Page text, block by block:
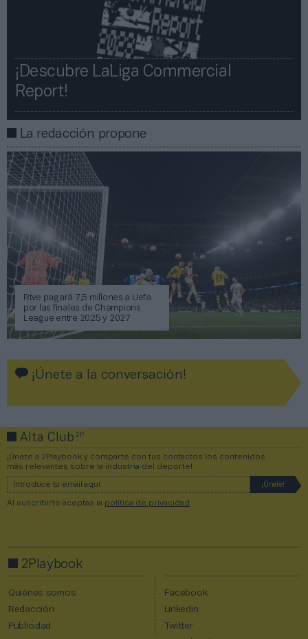
¡Descubre LaLiga Commercial
Report!​​
La redacción propone
Rtve pagará 7,5 millones a Uefa
por las finales de Champions
League entre 2025 y 2027
¡Únete a la conversación!
Alta Club2P
¡Únete a 2Playbook y comparte con tus contactos los contenidos
más relevantes sobre la industria del deporte!
Al suscribirte aceptas la política de privacidad .
2Playbook
Quiénes somos
Redacción
Publicidad
Facebook
Linkedin
Twitter